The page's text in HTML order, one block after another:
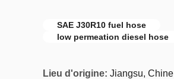
SAE J30R10 fuel hose
low permeation diesel hose
Lieu d'origine: Jiangsu, Chine